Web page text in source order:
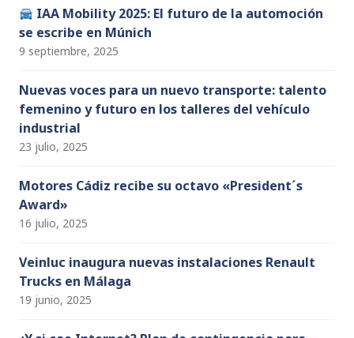
IAA Mobility 2025: El futuro de la automoción
se escribe en Múnich
9 septiembre, 2025
Nuevas voces para un nuevo transporte: talento
femenino y futuro en los talleres del vehículo
industrial
23 julio, 2025
Motores Cádiz recibe su octavo «President´s
Award»
16 julio, 2025
Veinluc inaugura nuevas instalaciones Renault
Trucks en Málaga
19 junio, 2025